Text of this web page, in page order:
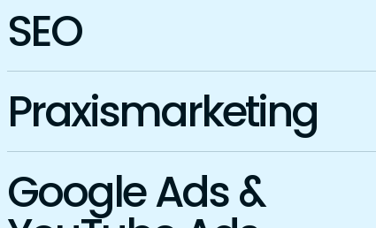
SEO
Praxismarketing
Google Ads &